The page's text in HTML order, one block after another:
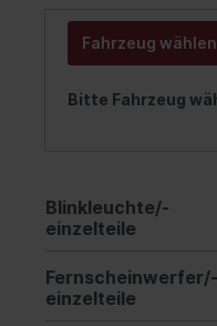
Fahrzeug wählen
Bitte Fahrzeug
Blinkleuchte/-
einzelteile
Fernscheinwerfer/-
einzelteile